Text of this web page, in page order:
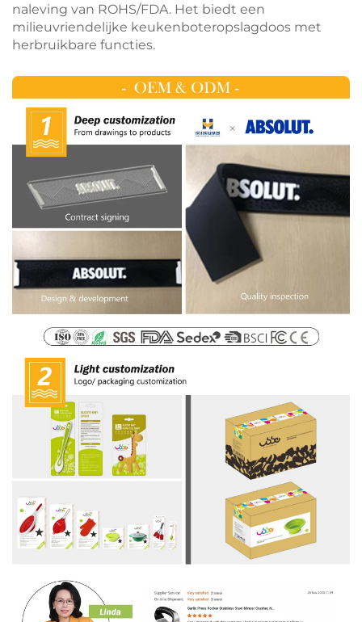
naleving van ROHS/FDA. Het biedt een
milieuvriendelijke keukenboteropslagdoos met
herbruikbare functies.